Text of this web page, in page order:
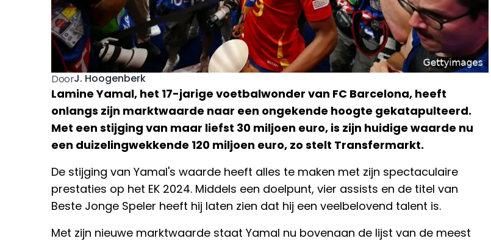
DoorJ. Hoogenberk
Lamine Yamal, het 17-jarige voetbalwonder van FC Barcelona, heeft
onlangs zijn marktwaarde naar een ongekende hoogte gekatapulteerd.
Met een stijging van maar liefst 30 miljoen euro, is zijn huidige waarde nu
een duizelingwekkende 120 miljoen euro, zo stelt Transfermarkt.
De stijging van Yamal's waarde heeft alles te maken met zijn spectaculaire
prestaties op het EK 2024. Middels een doelpunt, vier assists en de titel van
Beste Jonge Speler heeft hij laten zien dat hij een veelbelovend talent is.
Met zijn nieuwe marktwaarde staat Yamal nu bovenaan de lijst van de meest